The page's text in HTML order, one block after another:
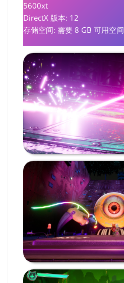
5600xt
DirectX 版本: 12
存储空间: 需要 8 GB 可用空间